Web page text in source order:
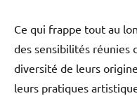
Ce qui frappe tout au
des sensibilités réunies
diversité de leurs
leurs pratiques